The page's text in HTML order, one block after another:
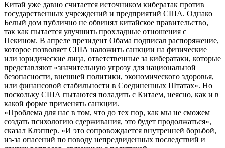
Китай уже давно считается источником кибератак против
государственных учреждений и предприятий США. Однако
Белый дом публично не обвинял китайское правительство,
так как пытается улучшить прохладные отношения с
Пекином. В апреле президент Обама подписал распоряжение,
которое позволяет США наложить санкции на физические
или юридические лица, ответственные за кибератаки, которые
представляют «значительную угрозу для национальной
безопасности, внешней политики, экономического здоровья,
или финансовой стабильности в Соединенных Штатах». Но
поскольку США пытаются поладить с Китаем, неясно, как и в
какой форме применять санкции.
«Проблема для нас в том, что до тех пор, как мы не сможем
создать психологию сдерживания, это будет продолжаться»,
сказал Клэппер. «И это сопровождается внутренней борьбой,
из-за опасений по поводу непредвиденных последствий и